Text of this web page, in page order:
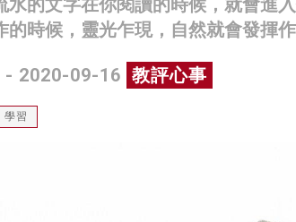
水的文字在你閱讀的時候，就會進
時候，靈光乍現，自然就會發揮作
- 2020-09-16 教評心事
學習